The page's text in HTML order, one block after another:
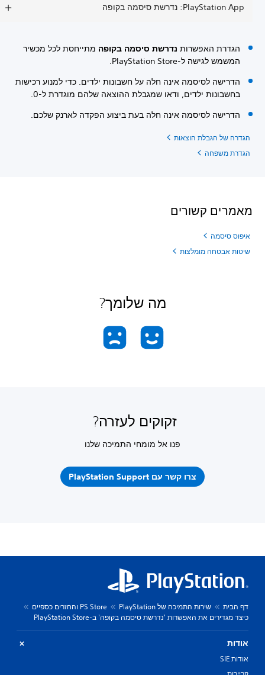
PlayStation App: נדרשת סיסמה בקופה
הגדרת האפשרותנדרשת סיסמה בקופהמתייחסת לכל מכשיר
המשמש לגישה ל-PlayStation Store.
הדרישה לסיסמה אינה חלה על חשבונות ילדים. כדי למנוע רכישות
בחשבונות ילדים, ודאו שמגבלת ההוצאה שלהם מוגדרת ל-0.
הדרישה לסיסמה אינה חלה בעת ביצוע הפקדה לארנק שלכם.
הגדרה של הגבלת הוצאות
הגדרת משפחה
מאמרים קשורים
איפוס סיסמה
שיטות אבטחה מומלצות
מה שלומך?
זקוקים לעזרה?
פנו אל מומחי התמיכה שלנו
צרו קשר עם PlayStation Support
דף הבית שירות התמיכה של PlayStation
PS Store והחזרים כספיים
כיצד מגדירים את האפשרות 'נדרשת סיסמה בקופה' ב-PlayStation Store
אודות
אודות SIE